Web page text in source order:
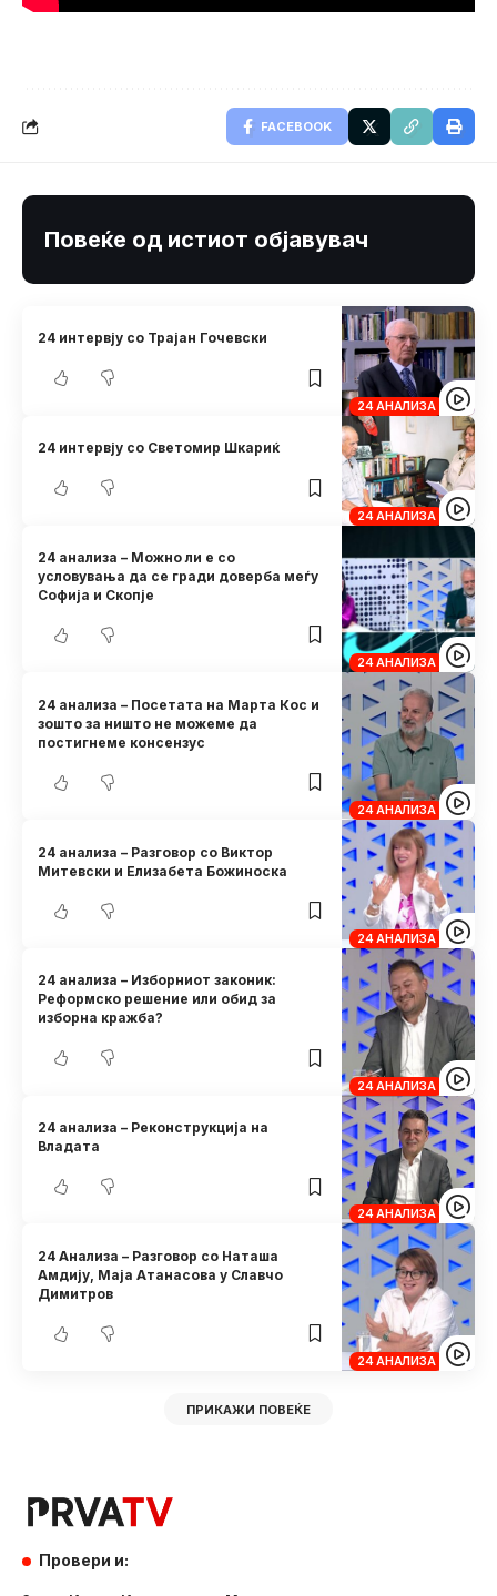
FACEBOOK
Повеќе од истиот објавувач
24 АНАЛИЗА
24 интервју со Трајан Гочевски
24 АНАЛИЗА
24 интервју со Светомир Шкариќ
24 АНАЛИЗА
24 анализа – Можно ли е со
условувања да се гради доверба меѓу
Софија и Скопје
24 АНАЛИЗА
24 анализа – Посетата на Марта Кос и
зошто за ништо не можеме да
постигнеме консензус
24 АНАЛИЗА
24 анализа – Разговор со Виктор
Митевски и Елизабета Божиноска
24 АНАЛИЗА
24 анализа – Изборниот законик:
Реформско решение или обид за
изборна кражба?
24 АНАЛИЗА
24 анализа – Реконструкција на
Владата
24 АНАЛИЗА
24 Анализа – Разговор со Наташа
Амдију, Маја Атанасова у Славчо
Димитров
ПРИКАЖИ ПОВЕЌЕ
Провери и: